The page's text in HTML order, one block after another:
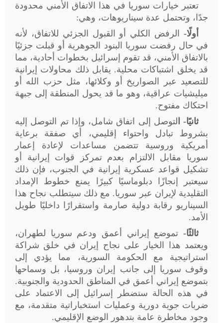
تعتبر خيارات سوريا في هذا الاتفاق الأمني محدودة
جدًا، وتحتمل عدة سيناريوهات، وهي:
أولًا-
الرفض الكلي أو القبول الجزئي للاتفاق، لأنه
في حال رفضت سوريا البنود الجوهرية أو قبلت جزئيًا
بالاتفاق الأمني، قد تقوم إسرائيل بخطوات أحادية، مما
قد يخلق اشتباكات محلية. يقابل ذلك محاولات إيرانية
للتصعيد عبر الصواريخ أو وكلائها، مثل حزب الله أو
ميليشيات عراقية، وهو ما قد يحول المنطقة إلى جبهة
احتكاك مفتوح.
ثانيًا- ا لتوصل إلى اتفاق شامل، وإذا تم التوصل إليه
بشروط تبادل واحتواء إقليمي، أي صفقة برعاية
أمريكية وروسية تتضمن مساعدات لإعادة إعمار
سوريا مقابل الالتزام بعدم تمركز قوات إيرانية أو
تشكيل قواعد عسكرية إيرانية في الجنوب، فإن ذلك
سيعتبر إنجازًا دبلوماسيًا كبيرًا يمنع خطوط الإمداد
التقليدية لإيران عبر سوريا. مع ذلك سيتطلب نجاح هذا
السيناريو رقابة دولية صارمة واستقرارًا داخليًا طويل
الأمد.
ثالثًا- تموضع إيراني أعمق ودعم سوريا لطهران،
ويعتمد هذا الخيار على نجاح إيران في خلق شراكة
استراتيجية مع الحكومة السورية، مما يؤدي إلى
وقوف سوريا إلى جانب إيران وروسيا، بل وسماحها
بتموضع إيراني أعمق في المناطق الحدودية والجنوبية.
في هذه الحالة ستضطر إسرائيل إلى الاعتماد على
ضربات جوية دورية وعمليات استخباراتية متقدمة، مع
وجود مخاطرة عامة بتدهور الوضع الإقليمي.